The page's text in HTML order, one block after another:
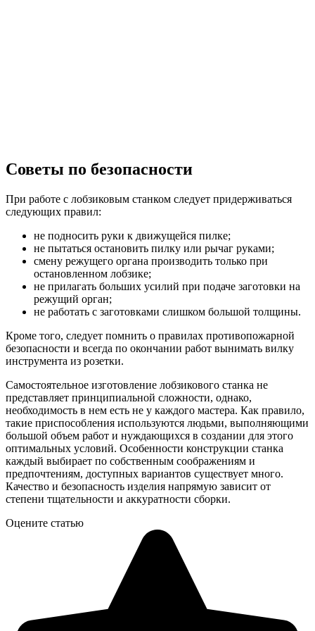
Советы по безопасности
При работе с лобзиковым станком следует придерживаться
следующих правил:
не подносить руки к движущейся пилке;
не пытаться остановить пилку или рычаг руками;
смену режущего органа производить только при
остановленном лобзике;
не прилагать больших усилий при подаче заготовки на
режущий орган;
не работать с заготовками слишком большой толщины.
Кроме того, следует помнить о правилах противопожарной
безопасности и всегда по окончании работ вынимать вилку
инструмента из розетки.
Самостоятельное изготовление лобзикового станка не
представляет принципиальной сложности, однако,
необходимость в нем есть не у каждого мастера. Как правило,
такие приспособления используются людьми, выполняющими
большой объем работ и нуждающихся в создании для этого
оптимальных условий. Особенности конструкции станка
каждый выбирает по собственным соображениям и
предпочтениям, доступных вариантов существует много.
Качество и безопасность изделия напрямую зависит от
степени тщательности и аккуратности сборки.
Оцените статью